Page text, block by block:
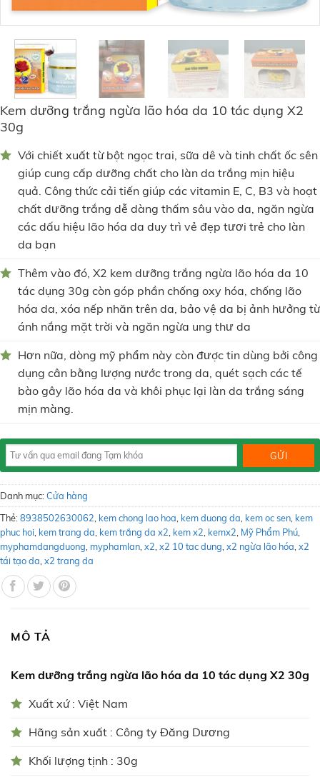
Kem dưỡng trắng ngừa lão hóa da 10 tác dụng X2
30g
Với chiết xuất từ bột ngọc trai, sữa dê và tinh chất ốc sên
giúp cung cấp dưỡng chất cho làn da trắng mịn hiệu
quả. Công thức cải tiến giúp các vitamin E, C, B3 và hoạt
chất dưỡng trắng dễ dàng thấm sâu vào da, ngăn ngừa
các dấu hiệu lão hóa da duy trì vẻ đẹp tươi trẻ cho làn
da bạn
Thêm vào đó, X2 kem dưỡng trắng ngừa lão hóa da 10
tác dụng 30g còn góp phần chống oxy hóa, chống lão
hóa da, xóa nếp nhăn trên da, bảo vệ da bị ảnh hưởng từ
ánh nắng mặt trời và ngăn ngừa ung thư da
Hơn nữa, dòng mỹ phẩm này còn được tin dùng bởi công
dụng cân bằng lượng nước trong da, quét sạch các tế
bào gây lão hóa da và khôi phục lại làn da trắng sáng
mịn màng.
Danh mục:Cửa hàng
Thẻ:8938502630062 kem chong lao hoa kem duong da kem oc sen kem
phuc hoi kem trang da kem trắng da x2 kem x2 kemx2 Mỹ Phẩm Phú
myphamdangduong myphamlan x2 x2 10 tac dung x2 ngừa lão hóa x2
tái tạo da x2 trang da
MÔ TẢ
Kem dưỡng trắng ngừa lão hóa da 10 tác dụng X2 30g
Xuất xứ : Việt Nam
Hãng sản xuất : Công ty Đăng Dương
Khối lượng tịnh : 30g